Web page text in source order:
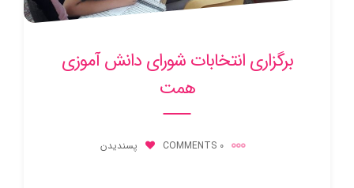
برگزاری انتخابات شورای دانش آموزی
همت
0 COMMENTS پسندیدن